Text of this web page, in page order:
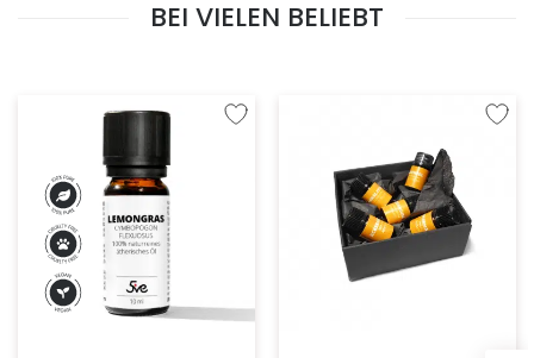
BEI VIELEN BELIEBT
Zur Wunschliste hinzufügen Zur